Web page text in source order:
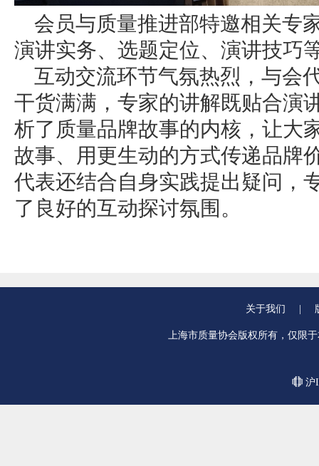
会员与质量推进部特邀相关专
演讲实务、选题定位、演讲技巧
互动交流环节气氛热烈，与会
干货满满，专家的讲解既贴合演
析了质量品牌故事的内核，让大
故事、用更生动的方式传递品牌
代表还结合自身实践提出疑问，
了良好的互动探讨氛围。
关于我们
上海市质量协会版权所有，仅限
沪